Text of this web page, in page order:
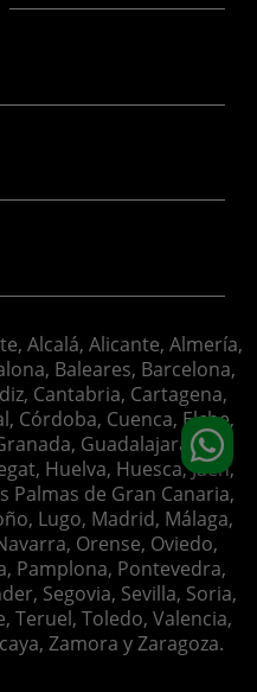
Alcalá, Alicante, Almería,
Baleares, Barcelona,
Cantabria, Cartagena,
Córdoba, Cuenca, Elche,
Guadalajara,
Huelva, Huesca, Jaén,
Palmas de Gran Canaria,
Lugo, Madrid, Málaga,
Orense, Oviedo,
Pamplona, Pontevedra,
Segovia, Sevilla, Soria,
Teruel, Toledo, Valencia,
Zamora y Zaragoza.